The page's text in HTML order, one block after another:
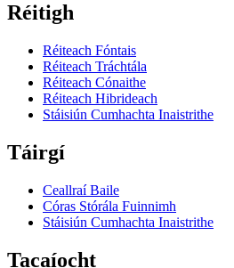
Réitigh
Réiteach Fóntais
Réiteach Tráchtála
Réiteach Cónaithe
Réiteach Hibrideach
Stáisiún Cumhachta Inaistrithe
Táirgí
Ceallraí Baile
Córas Stórála Fuinnimh
Stáisiún Cumhachta Inaistrithe
Tacaíocht